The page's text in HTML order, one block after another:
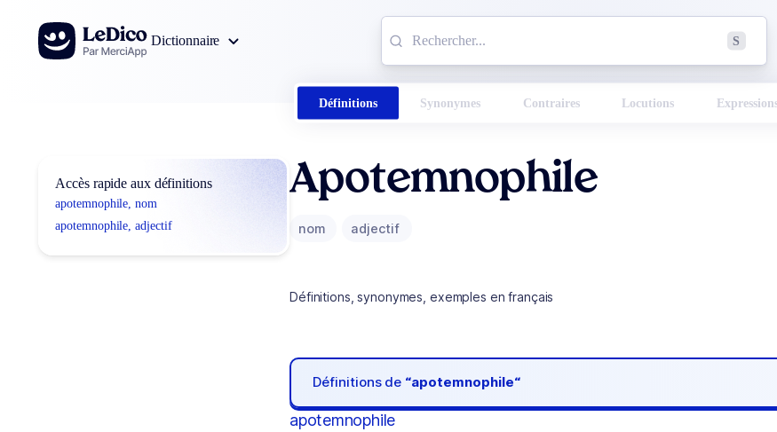
Aller au contenu
Dictionnaire
S
Définitions Synonymes Contraires Locutions
Accès rapide aux définitions
apotemnophile, nom
apotemnophile, adjectif
Apotemnophile
nom adjectif
Définitions, synonymes, exemples en français
Définitions de “apotemnophile“
apotemnophile